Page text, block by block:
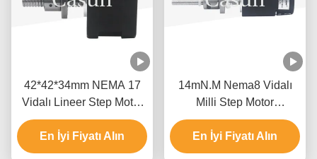
42*42*34mm NEMA 17
Vidalı Lineer Step Motor
2.52V 1.68A
En İyi Fiyatı Alın
14mN.M Nema8 Vidalı
Milli Step Motor
L200/250/300MM Motor
En İyi Fiyatı Alın